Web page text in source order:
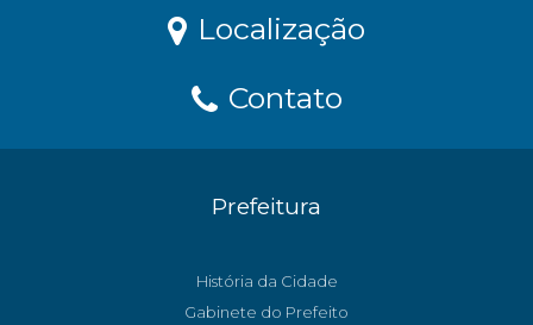
Localização
Contato
Prefeitura
História da Cidade
Gabinete do Prefeito